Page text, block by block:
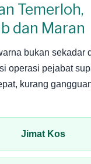
Temerloh,
dan Maran
bukan sekadar
operasi pejabat
kurang
Jimat Kos